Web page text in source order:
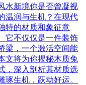
新境你是否曾凝视
温润与生机？在现代
特的材质和象征意
它不仅仅是一件装饰
梁，一个激活空间能
文将为你揭秘木质兔
，深入剖析其材质选
生机，跃动好运。